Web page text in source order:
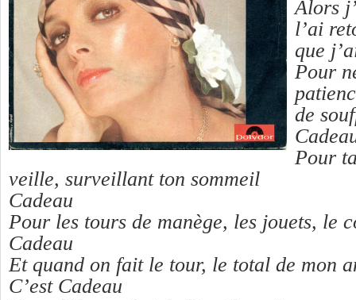
Alors
l’ai
que
Pour
de
Pour
veille, surveillant ton sommeil
Cadeau
Pour les tours de manège, les jouets, le
Cadeau
Et quand on fait le tour, le total de mon
C’est Cadeau